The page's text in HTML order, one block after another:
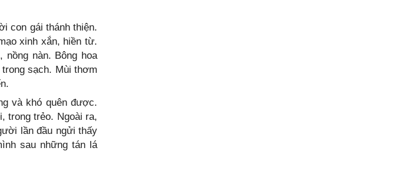
con gái thánh thiện.
xinh xắn, hiền từ.
nàn. Bông hoa
sạch. Mùi thơm
và khó quên được.
trong trẻo. Ngoài ra,
lần đầu ngửi thấy
sau những tán lá